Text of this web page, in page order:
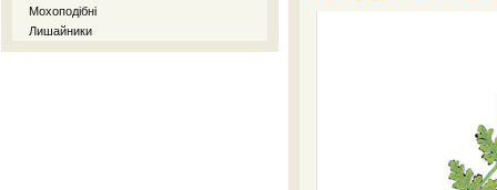
Мохоподібні
Лишайники